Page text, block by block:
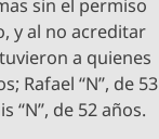
sin el permiso
y al no acreditar
a quienes
Rafael “N”, de 53
“N”, de 52 años.